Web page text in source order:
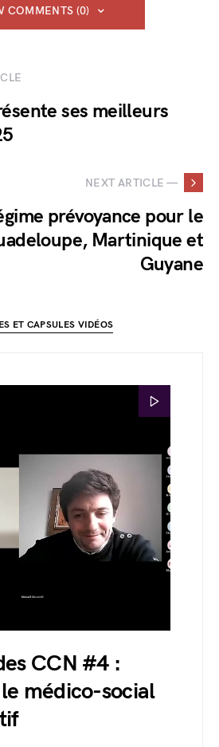
COMMENTS (0)
ses meilleurs
NEXT ARTICLE —
prévoyance pour le
Martinique et
Guyane
ET CAPSULES VIDÉOS
CCN #4 :
médico-social